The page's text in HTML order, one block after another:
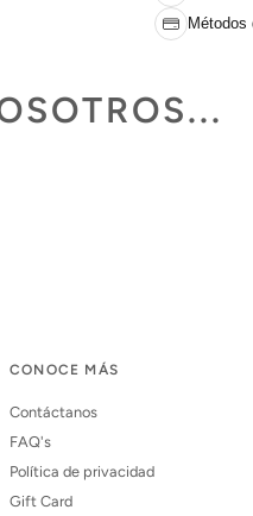
Métodos
CONOCE MÁS
Contáctanos
FAQ's
Política de privacidad
Gift Card